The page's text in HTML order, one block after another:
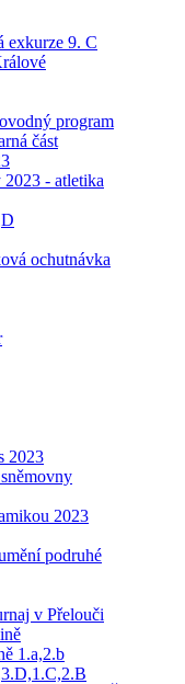
exkurze 9. C
program
část
- atletika
ochutnávka
2023
2023
podruhé
v Přelouči
1.a,2.b